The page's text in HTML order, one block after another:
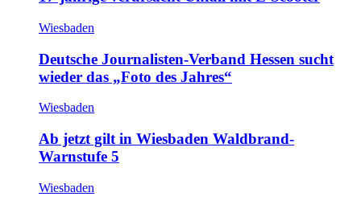
Wiesbaden
Deutsche Journalisten-Verband Hessen sucht
wieder das „Foto des Jahres“
Wiesbaden
Ab jetzt gilt in Wiesbaden Waldbrand-
Warnstufe 5
Wiesbaden